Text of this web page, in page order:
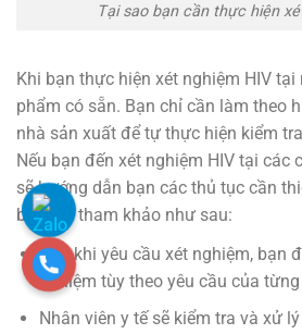
Tại sao bạn cần thực hiện
Khi bạn thực hiện xét nghiệm HIV tại
phẩm có sẵn. Bạn chỉ cần làm theo
nhà sản xuất để tự thực hiện kiểm
Nếu bạn đến xét nghiệm HIV tại các
sẽ hướng dẫn bạn các thủ tục cần
bạn thể tham khảo như sau:
Sau khi yêu cầu xét nghiệm, bạn
nghiệm tùy theo yêu cầu của
Nhân viên y tế sẽ kiểm tra và xử